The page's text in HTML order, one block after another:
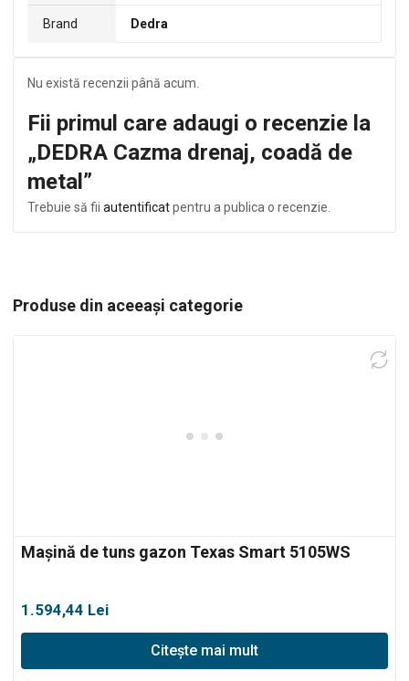
Brand Dedra
Nu există recenzii până acum.
Fii primul care adaugi o recenzie la
„DEDRA Cazma drenaj, coadă de
metal”
Trebuie să fii autentificatpentru a publica o recenzie.
Produse din aceeași categorie
Mașină de tuns gazon Texas Smart 5105WS
1.594,44 Lei
Citește mai mult